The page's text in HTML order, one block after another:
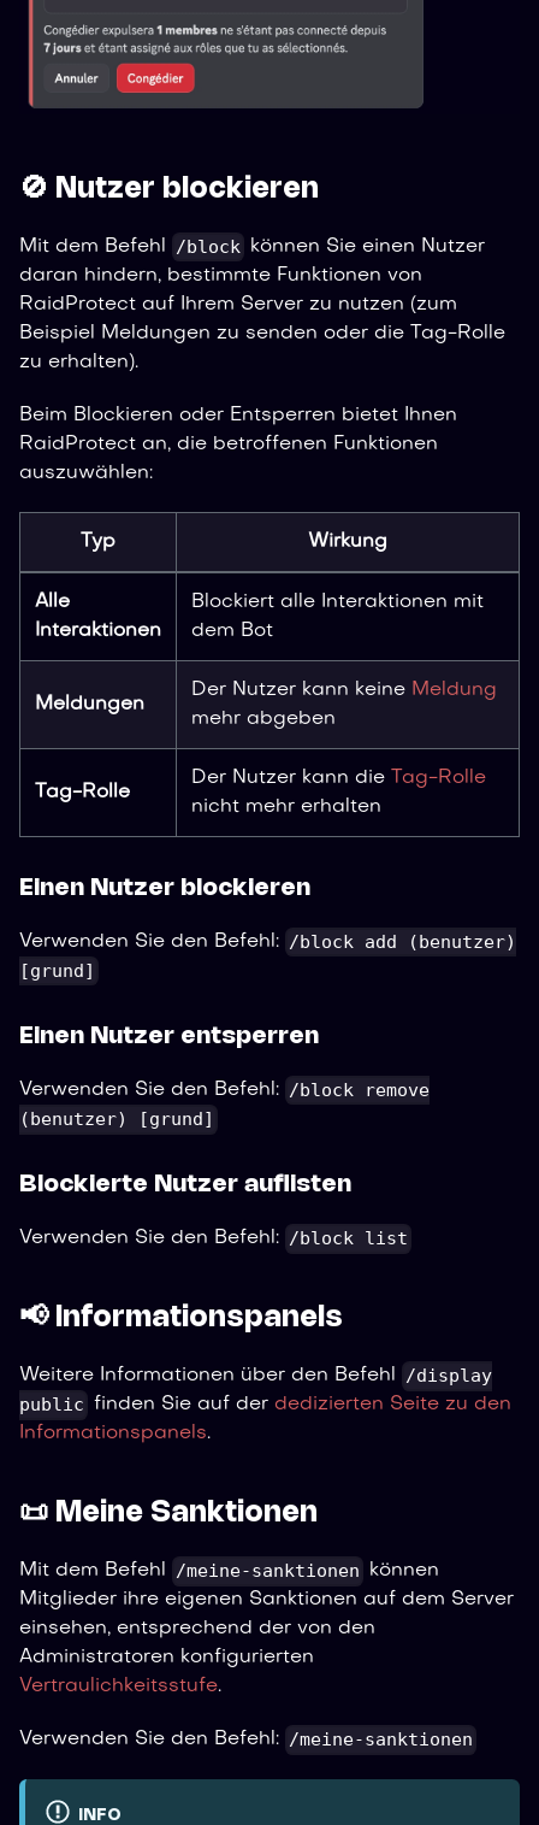
🚫 Nutzer blockieren
Mit dem Befehl /block können Sie einen Nutzer
daran hindern, bestimmte Funktionen von
RaidProtect auf Ihrem Server zu nutzen (zum
Beispiel Meldungen zu senden oder die Tag-Rolle
zu erhalten).
Beim Blockieren oder Entsperren bietet Ihnen
RaidProtect an, die betroffenen Funktionen
auszuwählen:
Typ Wirkung
Alle
Interaktionen
Blockiert alle Interaktionen mit
dem Bot
Meldungen
Der Nutzer kann keine Meldung
mehr abgeben
Tag-Rolle
Der Nutzer kann die Tag-Rolle
nicht mehr erhalten
Einen Nutzer blockieren
Verwenden Sie den Befehl: /block add (benutzer)
[grund]
Einen Nutzer entsperren
Verwenden Sie den Befehl: /block remove
(benutzer) [grund]
Blockierte Nutzer auflisten
Verwenden Sie den Befehl: /block list
📢 Informationspanels
Weitere Informationen über den Befehl
/display
public finden Sie auf der dedizierten Seite zu den
Informationspanels.
📜 Meine Sanktionen
Mit dem Befehl /meine-sanktionen
können
Mitglieder ihre eigenen Sanktionen auf dem Server
einsehen, entsprechend der von den
Administratoren konfigurierten
Vertraulichkeitsstufe.
Verwenden Sie den Befehl: /meine-sanktionen
INFO